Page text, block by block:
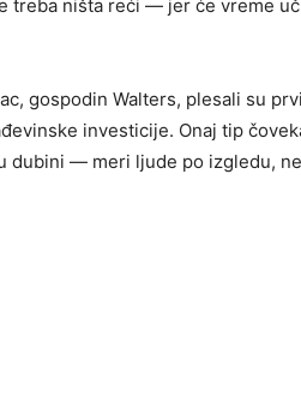
treba ništa reći — jer će vreme
gospodin Walters, plesali su prvi
investicije. Onaj tip
dubini — meri ljude po izgledu,